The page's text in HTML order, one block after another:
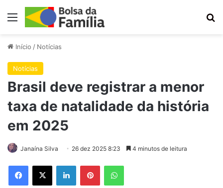
Menu
Início / Notícias
Notícias
Brasil deve registrar a menor
taxa de natalidade da história
em 2025
Janaína Silva 26 dez 2025 8:23 4 minutos de leitura
Facebook
X LinkedinPinterestWhatsApp